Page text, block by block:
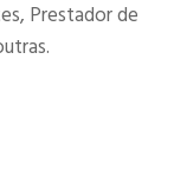
Prestador de